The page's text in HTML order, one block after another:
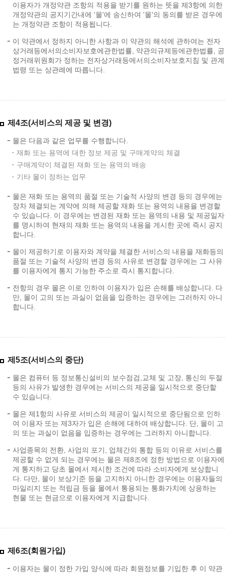
이용자가 개정약관 조항의 적용을 받기를 원하는 뜻을 제3항에 의한
개정약관의 공지기간내에 '몰'에 송신하여 '몰'의 동의를 받은 경우에
는 개정약관 조항이 적용됩니다.
이 약관에서 정하지 아니한 사항과 이 약관의 해석에 관하여는 전자
상거래등에서의소비자보호에관한법률, 약관의규제등에관한법률, 공
정거래위원회가 정하는 전자상거래등에서의소비자보호지침 및 관계
법령 또는 상관례에 따릅니다.
제4조(서비스의 제공 및 변경)
몰은 다음과 같은 업무를 수행합니다.
재화 또는 용역에 대한 정보 제공 및 구매계약의 체결
구매계약이 체결된 재화 또는 용역의 배송
기타 몰이 정하는 업무
몰은 재화 또는 용역의 품절 또는 기술적 사양의 변경 등의 경우에는
장차 체결되는 계약에 의해 제공할 재화 또는 용역의 내용을 변경할
수 있습니다. 이 경우에는 변경된 재화 또는 용역의 내용 및 제공일자
를 명시하여 현재의 재화 또는 용역의 내용을 게시한 곳에 즉시 공지
합니다.
몰이 제공하기로 이용자와 계약을 체결한 서비스의 내용을 재화등의
품절 또는 기술적 사양의 변경 등의 사유로 변경할 경우에는 그 사유
를 이용자에게 통지 가능한 주소로 즉시 통지합니다.
전항의 경우 몰은 이로 인하여 이용자가 입은 손해를 배상합니다. 다
만, 몰이 고의 또는 과실이 없음을 입증하는 경우에는 그러하지 아니
합니다.
제5조(서비스의 중단)
몰은 컴퓨터 등 정보통신설비의 보수점검,교체 및 고장, 통신의 두절
등의 사유가 발생한 경우에는 서비스의 제공을 일시적으로 중단할
수 있습니다.
몰은 제1항의 사유로 서비스의 제공이 일시적으로 중단됨으로 인하
여 이용자 또는 제3자가 입은 손해에 대하여 배상합니다. 단, 몰이 고
의 또는 과실이 없음을 입증하는 경우에는 그러하지 아니합니다.
사업종목의 전환, 사업의 포기, 업체간의 통합 등의 이유로 서비스를
제공할 수 없게 되는 경우에는 몰은 제8조에 정한 방법으로 이용자에
게 통지하고 당초 몰에서 제시한 조건에 따라 소비자에게 보상합니
다. 다만, 몰이 보상기준 등을 고지하지 아니한 경우에는 이용자들의
마일리지 또는 적립금 등을 몰에서 통용되는 통화가치에 상응하는
현물 또는 현금으로 이용자에게 지급합니다.
제6조(회원가입)
이용자는 몰이 정한 가입 양식에 따라 회원정보를 기입한 후 이 약관